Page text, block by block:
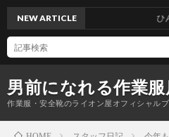
男前になれる作業服
作業服・安全靴のライオン屋オフィシャル
NEW ARTICLE ひんやり